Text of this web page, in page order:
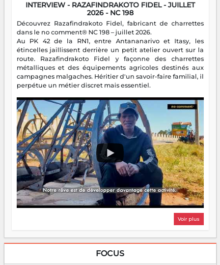
INTERVIEW - RAZAFINDRAKOTO FIDEL - JUILLET
2026 - NC 198
Découvrez Razafindrakoto Fidel, fabricant de charrettes
dans le no comment® NC 198 – juillet 2026.
Au PK 42 de la RN1, entre Antananarivo et Itasy, les
étincelles jaillissent derrière un petit atelier ouvert sur la
route. Razafindrakoto Fidel y façonne des charrettes
métalliques et des équipements agricoles destinés aux
campagnes malgaches. Héritier d'un savoir-faire familial, il
perpétue un métier discret mais essentiel.
Voir plus
FOCUS